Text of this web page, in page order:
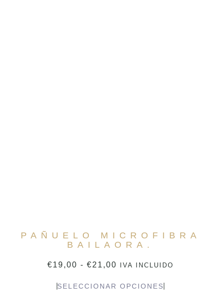
PAÑUELO MICROFIBRA
BAILAORA.
€19,00 - €21,00 IVA INCLUIDO
SELECCIONAR OPCIONES